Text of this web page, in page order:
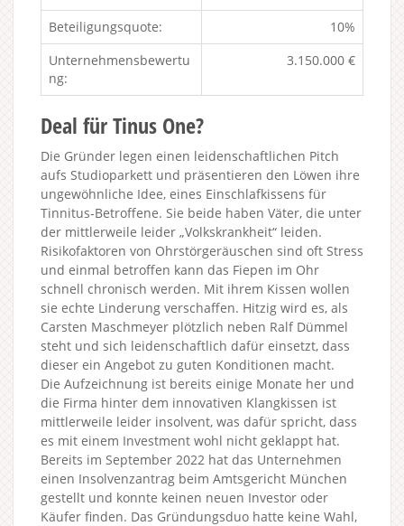
Beteiligungsquote:
10%
Unternehmensbewertu
ng:
3.150.000 €
Deal für Tinus One?
Die Gründer legen einen leidenschaftlichen Pitch
aufs Studioparkett und präsentieren den Löwen ihre
ungewöhnliche Idee, eines Einschlafkissens für
Tinnitus-Betroffene. Sie beide haben Väter, die unter
der mittlerweile leider „Volkskrankheit“ leiden.
Risikofaktoren von Ohrstörgeräuschen sind oft Stress
und einmal betroffen kann das Fiepen im Ohr
schnell chronisch werden. Mit ihrem Kissen wollen
sie echte Linderung verschaffen. Hitzig wird es, als
Carsten Maschmeyer plötzlich neben Ralf Dümmel
steht und sich leidenschaftlich dafür einsetzt, dass
dieser ein Angebot zu guten Konditionen macht.
Die Aufzeichnung ist bereits einige Monate her und
die Firma hinter dem innovativen Klangkissen ist
mittlerweile leider insolvent, was dafür spricht, dass
es mit einem Investment wohl nicht geklappt hat.
Bereits im September 2022 hat das Unternehmen
einen Insolvenzantrag beim Amtsgericht München
gestellt und konnte keinen neuen Investor oder
Käufer finden. Das Gründungsduo hatte keine Wahl,